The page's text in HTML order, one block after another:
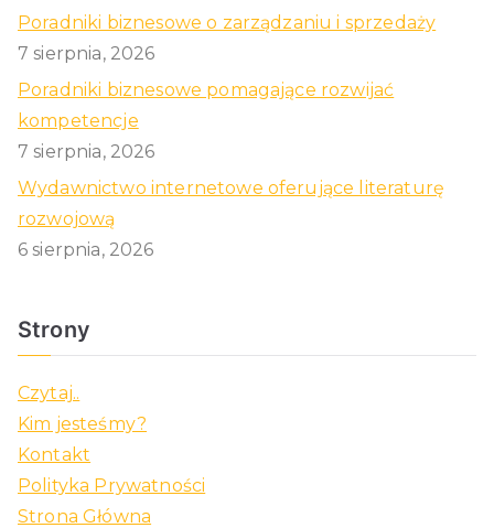
Poradniki biznesowe o zarządzaniu i sprzedaży
7 sierpnia, 2026
Poradniki biznesowe pomagające rozwijać
kompetencje
7 sierpnia, 2026
Wydawnictwo internetowe oferujące literaturę
rozwojową
6 sierpnia, 2026
Strony
Czytaj..
Kim jesteśmy?
Kontakt
Polityka Prywatności
Strona Główna